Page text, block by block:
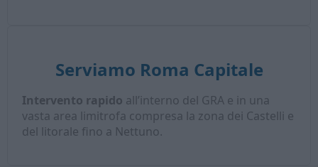
Serviamo Roma Capitale
Intervento rapido all’interno del GRA e in una
vasta area limitrofa compresa la zona dei Castelli e
del litorale fino a Nettuno.